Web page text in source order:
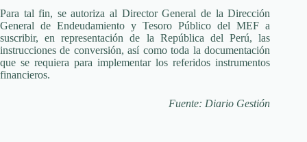
Para tal fin, se autoriza al Director General de la Dirección
General de Endeudamiento y Tesoro Público del MEF a
suscribir, en representación de la República del Perú, las
instrucciones de conversión, así como toda la documentación
que se requiera para implementar los referidos instrumentos
financieros.
Fuente: Diario Gestión